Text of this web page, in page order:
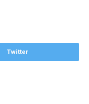
Twitter